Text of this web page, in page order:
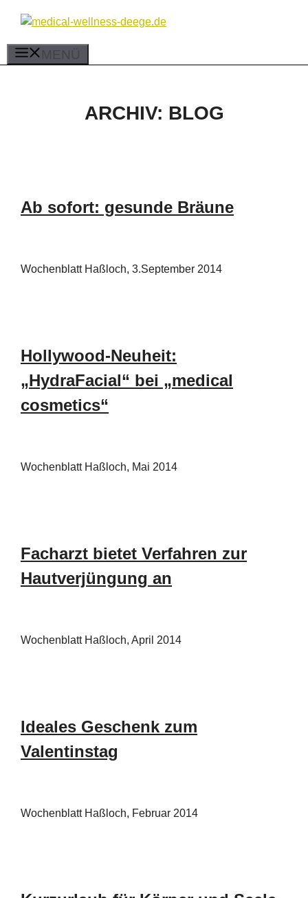
Inhalt
MENÜ
ARCHIV: BLOG
Ab sofort: gesunde Bräune
Wochenblatt Haßloch, 3.September 2014
Hollywood-Neuheit:
„HydraFacial“ bei „medical
cosmetics“
Wochenblatt Haßloch, Mai 2014
Facharzt bietet Verfahren zur
Hautverjüngung an
Wochenblatt Haßloch, April 2014
Ideales Geschenk zum
Valentinstag
Wochenblatt Haßloch, Februar 2014